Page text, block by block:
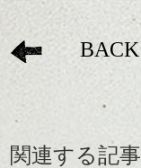
BACK
関連する記事